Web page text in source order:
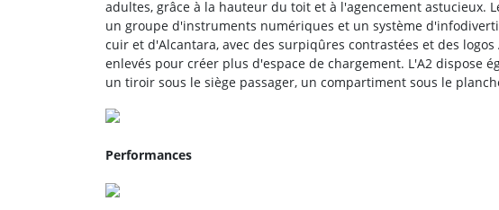
adultes, grâce à la hauteur du toit et à l'agencement astucieux.
un groupe d'instruments numériques et un système
cuir et d'Alcantara, avec des surpiqûres contrastées et des
enlevés pour créer plus d'espace de chargement. L'A2 dispose
un tiroir sous le siège passager, un compartiment sous le
Performances